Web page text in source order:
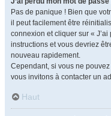
Pas de panique ! Bien que
il peut facilement être
connexion et cliquer sur «
instructions et vous devriez
nouveau rapidement.
Cependant, si vous ne
vous invitons à contacter un
Haut